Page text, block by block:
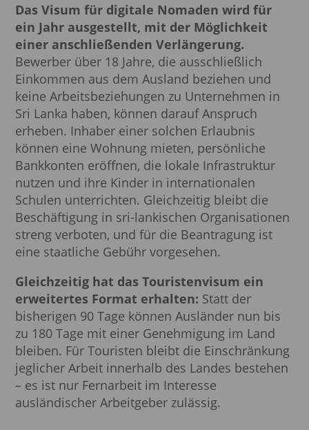
Das Visum für digitale Nomaden wird für
ein Jahr ausgestellt, mit der Möglichkeit
einer anschließenden Verlängerung.
Bewerber über 18 Jahre, die ausschließlich
Einkommen aus dem Ausland beziehen und
keine Arbeitsbeziehungen zu Unternehmen in
Sri Lanka haben, können darauf Anspruch
erheben. Inhaber einer solchen Erlaubnis
können eine Wohnung mieten, persönliche
Bankkonten eröffnen, die lokale Infrastruktur
nutzen und ihre Kinder in internationalen
Schulen unterrichten. Gleichzeitig bleibt die
Beschäftigung in sri-lankischen Organisationen
streng verboten, und für die Beantragung ist
eine staatliche Gebühr vorgesehen.
Gleichzeitig hat das Touristenvisum ein
erweitertes Format erhalten: Statt der
bisherigen 90 Tage können Ausländer nun bis
zu 180 Tage mit einer Genehmigung im Land
bleiben. Für Touristen bleibt die Einschränkung
jeglicher Arbeit innerhalb des Landes bestehen
– es ist nur Fernarbeit im Interesse
ausländischer Arbeitgeber zulässig.